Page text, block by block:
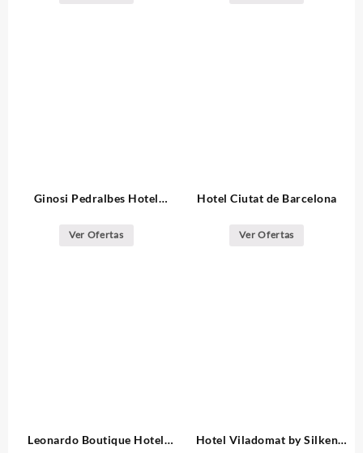
Ginosi Pedralbes Hotel
Ver Ofertas
Hotel Ciutat de Barcelona
Ver Ofertas
Leonardo Boutique Hotel
Hotel Viladomat by Silken